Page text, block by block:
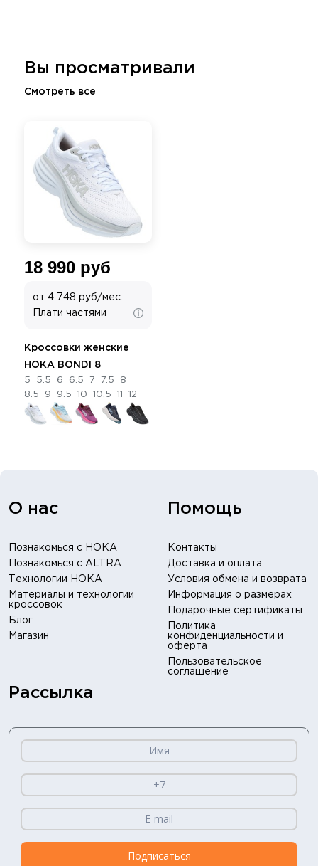
Вы просматривали
Смотреть все
18 990 руб
от 4 748 руб/мес.
Плати частями
Кроссовки женские
HOKA BONDI 8
5 5.5 6 6.5 7 7.5
8
8.5
9 9.5 10 10.5 11 12
О нас
Познакомься с HOKA
Познакомься с ALTRA
Технологии HOKA
Материалы и технологии
кроссовок
Блог
Магазин
Помощь
Контакты
Доставка и оплата
Условия обмена и возврата
Информация о размерах
Подарочные сертификаты
Политика
конфиденциальности и
оферта
Пользовательское
соглашение
Рассылка
Подписаться